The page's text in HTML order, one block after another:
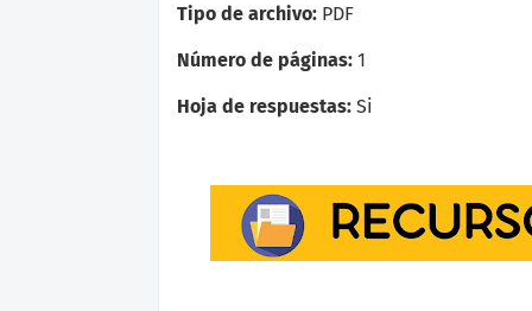
Tipo de archivo: PDF
Número de páginas: 1
Hoja de respuestas: Si